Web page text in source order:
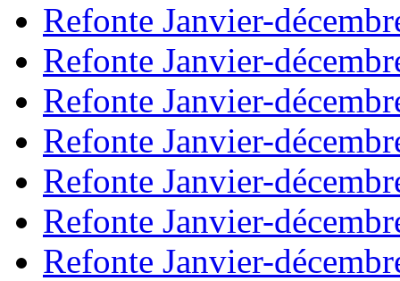
Refonte Janvier-
Refonte Janvier-
Refonte Janvier-
Refonte Janvier-
Refonte Janvier-
Refonte Janvier-
Refonte Janvier-